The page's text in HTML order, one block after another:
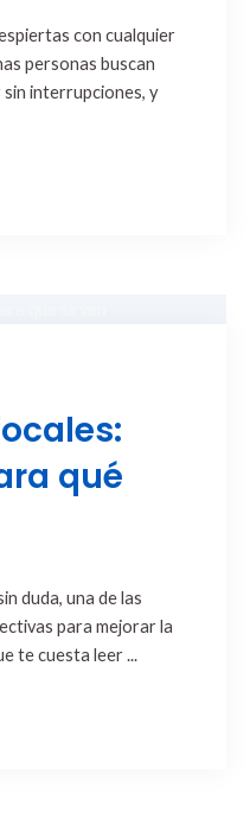
con cualquier
personas buscan
interrupciones, y
qué
duda, una de las
para mejorar la
te cuesta leer ...